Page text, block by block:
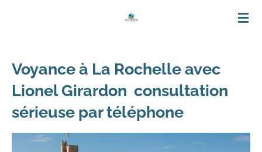
principal
Voyance à La Rochelle avec
Lionel Girardon consultation
sérieuse par téléphone